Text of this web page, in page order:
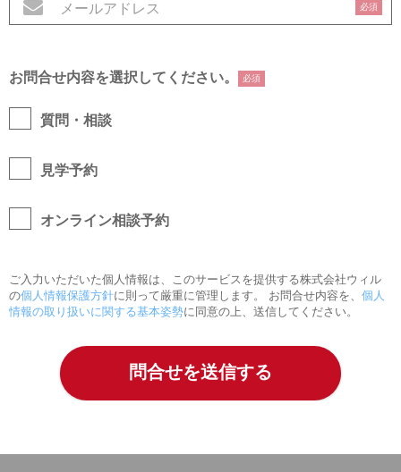
必須
お問合せ内容を選択してください。 必須
質問・相談
見学予約
オンライン相談予約
ご入力いただいた個人情報は、このサービスを提供する株式会社ウィル
の個人情報保護方針に則って厳重に管理します。 お問合せ内容を、 個人
情報の取り扱いに関する基本姿勢に同意の上、送信してください。